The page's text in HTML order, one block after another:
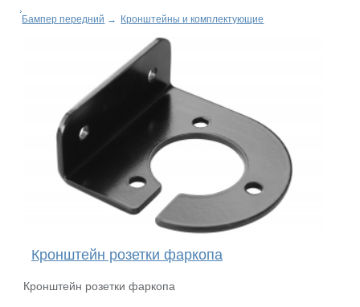
Бампер передний → Кронштейны и комплектующие
Кронштейн розетки фаркопа
Кронштейн розетки фаркопа